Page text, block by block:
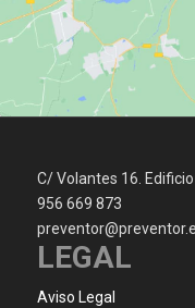
C/ Volantes 16.
956 669 873
LEGAL
Aviso Legal